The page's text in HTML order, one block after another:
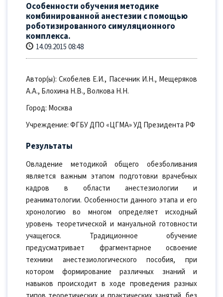
Особенности обучения методике
комбинированной анестезии с помощью
роботизированного симуляционного
комплекса.
14.09.2015 08:48
Автор(ы): Скобелев Е.И., Пасечник И.Н., Мещеряков
А.А., Блохина Н.В., Волкова Н.Н.
Город: Москва
Учреждение: ФГБУ ДПО «ЦГМА» УД Президента РФ
Результаты
Овладение методикой общего обезболивания
является важным этапом подготовки врачебных
кадров в области анестезиологии и
реаниматологии. Особенности данного этапа и его
хронологию во многом определяет исходный
уровень теоретической и мануальной готовности
учащегося. Традиционное обучение
предусматривает фрагментарное освоение
техники анестезиологического пособия, при
котором формирование различных знаний и
навыков происходит в ходе проведения разных